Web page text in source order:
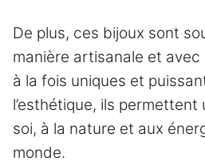
De plus, ces bijoux sont
manière artisanale et avec
à la fois uniques et
l’esthétique, ils permettent
soi, à la nature et aux
monde.